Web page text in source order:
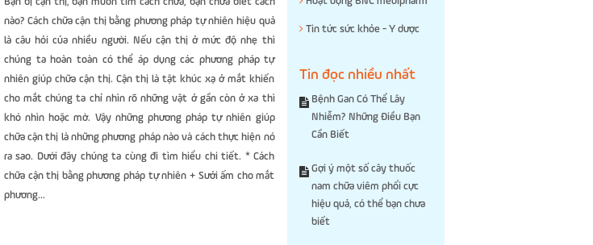
nào? Cách chữa cận thị bằng phương pháp tự nhiên hiệu quả
là câu hỏi của nhiều người. Nếu cận thị ở mức độ nhẹ thì
chúng ta hoàn toàn có thể áp dụng các phương pháp tự
nhiên giúp chữa cận thị. Cận thị là tật khúc xạ ở mắt khiến
cho mắt chúng ta chỉ nhìn rõ những vật ở gần còn ở xa thì
khó nhìn hoặc mờ. Vậy những phương pháp tự nhiên giúp
chữa cận thị là những phương pháp nào và cách thực hiện nó
ra sao. Dưới đây chúng ta cùng đi tìm hiểu chi tiết. * Cách
chữa cận thị bằng phương pháp tự nhiên + Sưởi ấm cho mắt
phương...
Tin tức sức khỏe - Y dược
Tin đọc nhiều nhất
Bệnh Gan Có Thể Lây
Nhiễm? Những Điều Bạn
Cần Biết
Gợi ý một số cây thuốc
nam chữa viêm phổi cực
hiệu quả, có thể bạn chưa
biết